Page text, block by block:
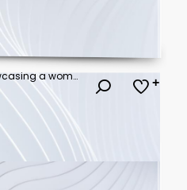
Colorful abstract mural showcasing a woman's face with vibrant geometric patterns and striking blue eye detail. Generative AI